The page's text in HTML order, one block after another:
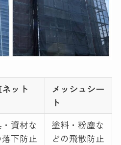
ット
メッシュシー
ト
資材な
落下防止
塗料・粉塵な
どの飛散防止